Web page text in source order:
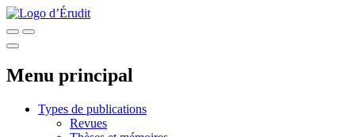
Menu principal
Types de publications
Revues